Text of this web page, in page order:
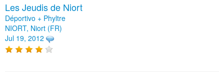
Les Jeudis de Niort
Déportivo + Phyltre
NIORT, Niort (FR)
Jul 19, 2012